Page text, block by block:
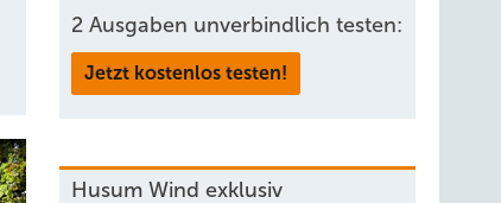
2 Ausgaben unverbindlich testen:
Jetzt kostenlos testen!
Husum Wind exklusiv